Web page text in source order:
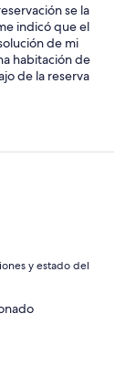
se la
indicó que el
de mi
habitación de
de la reserva
y estado del